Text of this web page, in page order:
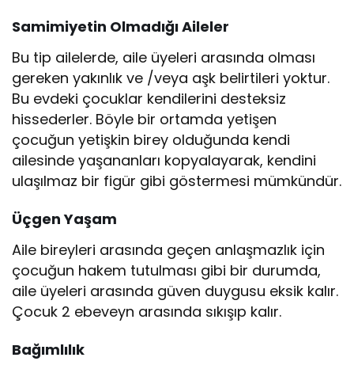
Samimiyetin Olmadığı Aileler
Bu tip ailelerde, aile üyeleri arasında olması
gereken yakınlık ve /veya aşk belirtileri yoktur.
Bu evdeki çocuklar kendilerini desteksiz
hissederler. Böyle bir ortamda yetişen
çocuğun yetişkin birey olduğunda kendi
ailesinde yaşananları kopyalayarak, kendini
ulaşılmaz bir figür gibi göstermesi mümkündür.
Üçgen Yaşam
Aile bireyleri arasında geçen anlaşmazlık için
çocuğun hakem tutulması gibi bir durumda,
aile üyeleri arasında güven duygusu eksik kalır.
Çocuk 2 ebeveyn arasında sıkışıp kalır.
Bağımlılık